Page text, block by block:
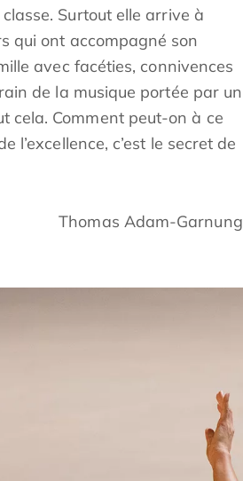
Surtout elle arrive à
qui ont accompagné son
avec facéties, connivences
de la musique portée par un
cela. Comment peut-on à ce
l’excellence, c’est le secret de
Thomas Adam-Garnung